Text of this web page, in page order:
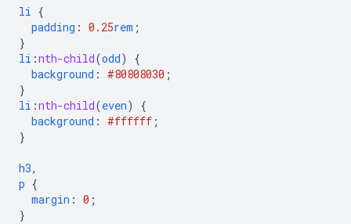
li {
padding : 0.25rem ;
}
li :nth-child(odd)
{
background : #80808030 ;
}
li :nth-child(even)
{
background : #ffffff ;
}
h3,
p {
margin : 0 ;
}